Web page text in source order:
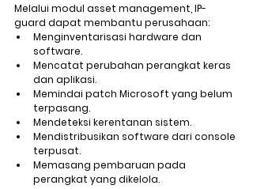
Melalui modul asset management, IP-
guard dapat membantu perusahaan:
Menginventarisasi hardware dan
software.
Mencatat perubahan perangkat keras
dan aplikasi.
Memindai patch Microsoft yang belum
terpasang.
Mendeteksi kerentanan sistem.
Mendistribusikan software dari console
terpusat.
Memasang pembaruan pada
perangkat yang dikelola.